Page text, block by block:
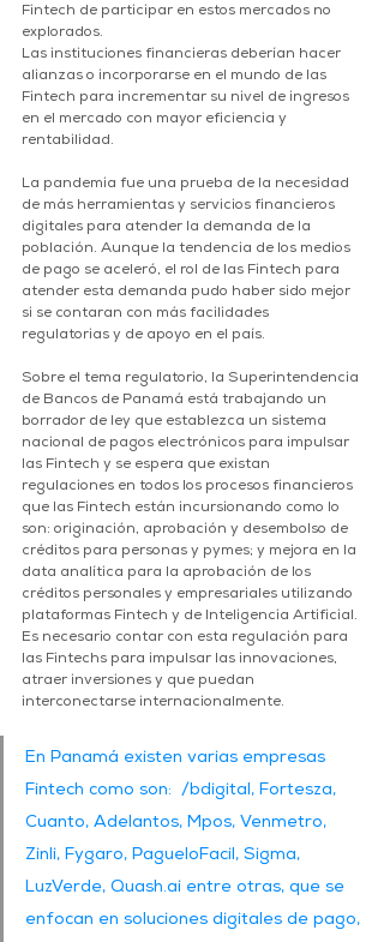
Fintech de participar en estos mercados no
explorados.
Las instituciones financieras deberían hacer
alianzas o incorporarse en el mundo de las
Fintech para incrementar su nivel de ingresos
en el mercado con mayor eficiencia y
rentabilidad.
La pandemia fue una prueba de la necesidad
de más herramientas y servicios financieros
digitales para atender la demanda de la
población. Aunque la tendencia de los medios
de pago se aceleró, el rol de las Fintech para
atender esta demanda pudo haber sido mejor
si se contaran con más facilidades
regulatorias y de apoyo en el país.
Sobre el tema regulatorio, la Superintendencia
de Bancos de Panamá está trabajando un
borrador de ley que establezca un sistema
nacional de pagos electrónicos para impulsar
las Fintech y se espera que existan
regulaciones en todos los procesos financieros
que las Fintech están incursionando como lo
son: originación, aprobación y desembolso de
créditos para personas y pymes; y mejora en la
data analítica para la aprobación de los
créditos personales y empresariales utilizando
plataformas Fintech y de Inteligencia Artificial.
Es necesario contar con esta regulación para
las Fintechs para impulsar las innovaciones,
atraer inversiones y que puedan
interconectarse internacionalmente.
En Panamá existen varias empresas
Fintech como son:  /bdigital, Fortesza,
Cuanto, Adelantos, Mpos, Venmetro,
Zinli, Fygaro, PagueloFacil, Sigma,
LuzVerde, Quash.ai entre otras, que se
enfocan en soluciones digitales de pago,